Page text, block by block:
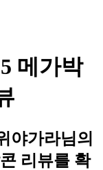
메가박
야가라님의
리뷰를 확